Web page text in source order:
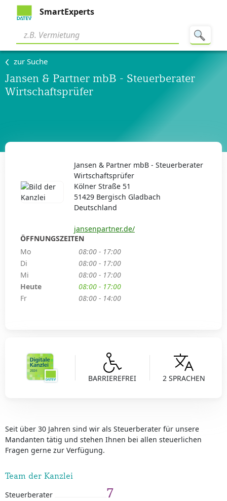
SmartExperts
zur Suche
Jansen & Partner mbB - Steuerberater
Wirtschaftsprüfer
BARRIEREFREI 2 SPRACHEN
Seit über 30 Jahren sind wir als Steuerberater für unsere
Mandanten tätig und stehen Ihnen bei allen steuerlichen
Fragen gerne zur Verfügung.
Team der Kanzlei
Steuerberater 7
Jansen & Partner mbB - Steuerberater
Wirtschaftsprüfer
Kölner Straße 51
51429 Bergisch Gladbach
Deutschland
jansenpartner.de/
ÖFFNUNGSZEITEN
Mo
08:00 - 17:00
Di
08:00 - 17:00
Mi
08:00 - 17:00
Heute
08:00 - 17:00
Fr
08:00 - 14:00